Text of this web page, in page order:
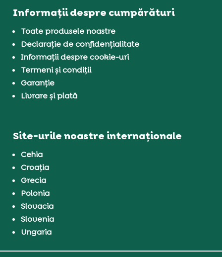
Informații despre cumpărături
Toate produsele noastre
Declarație de confidențialitate
Informații despre cookie-uri
Termeni și condiții
Garanție
Livrare și plată
Site-urile noastre internaționale
Cehia
Croația
Grecia
Polonia
Slovacia
Slovenia
Ungaria